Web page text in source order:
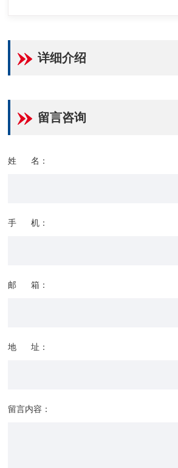
详细介绍
留言咨询
姓 名：
手 机：
邮 箱：
地 址：
留言内容：